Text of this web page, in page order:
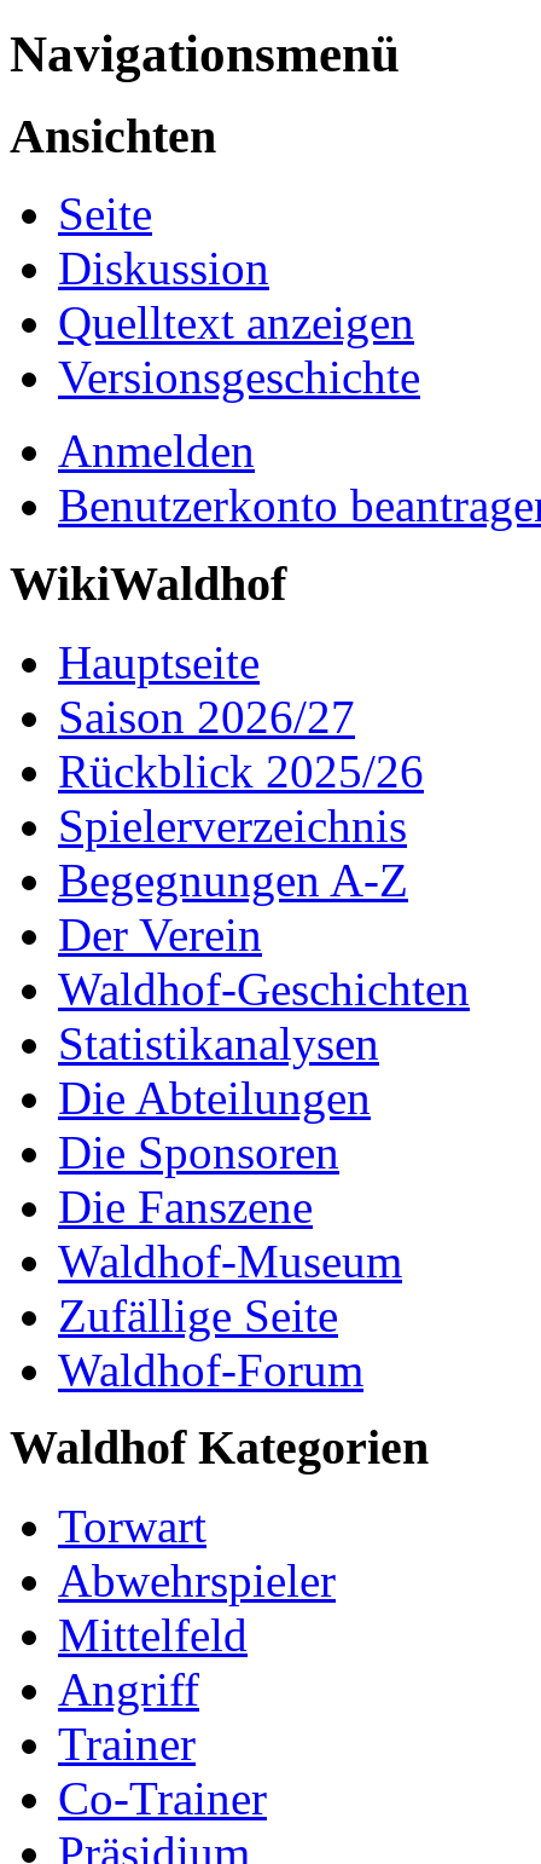
Navigationsmenü
Ansichten
Seite
Diskussion
Quelltext anzeigen
Versionsgeschichte
Anmelden
Benutzerkonto
WikiWaldhof
Hauptseite
Saison 2026/27
Rückblick 2025/26
Spielerverzeichnis
Begegnungen A-Z
Der Verein
Waldhof-Geschichten
Statistikanalysen
Die Abteilungen
Die Sponsoren
Die Fanszene
Waldhof-Museum
Zufällige Seite
Waldhof-Forum
Waldhof Kategorien
Torwart
Abwehrspieler
Mittelfeld
Angriff
Trainer
Co-Trainer
Präsidium